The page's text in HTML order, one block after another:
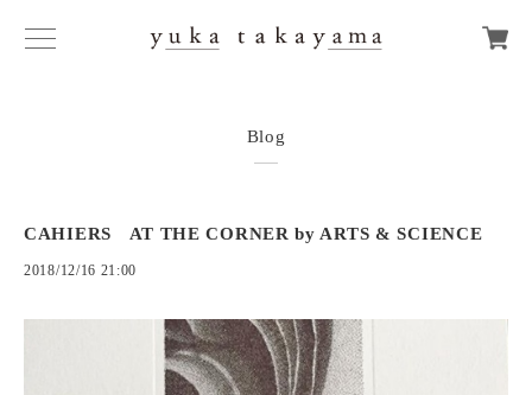
Blog
CAHIERS AT THE CORNER by ARTS & SCIENCE
2018/12/16 21:00